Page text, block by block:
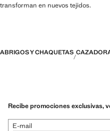
transforman en nuevos tejidos.
ABRIGOS Y CHAQUETAS
Recibe promociones exclusivas,
E-mail